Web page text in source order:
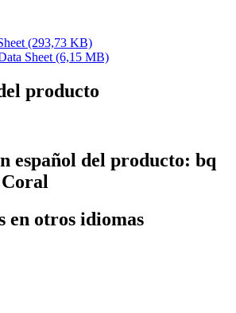
(293,73 KB)
Sheet (6,15 MB)
producto
español del producto: bq
en otros idiomas